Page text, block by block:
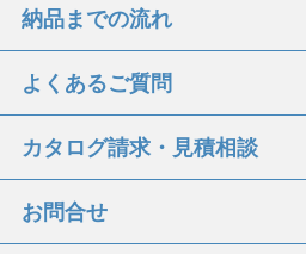
納品までの流れ
よくあるご質問
カタログ請求・見積相談
お問合せ